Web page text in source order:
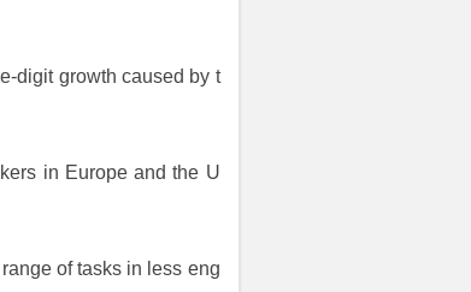
digit growth caused by t
in Europe and the U
of tasks in less eng